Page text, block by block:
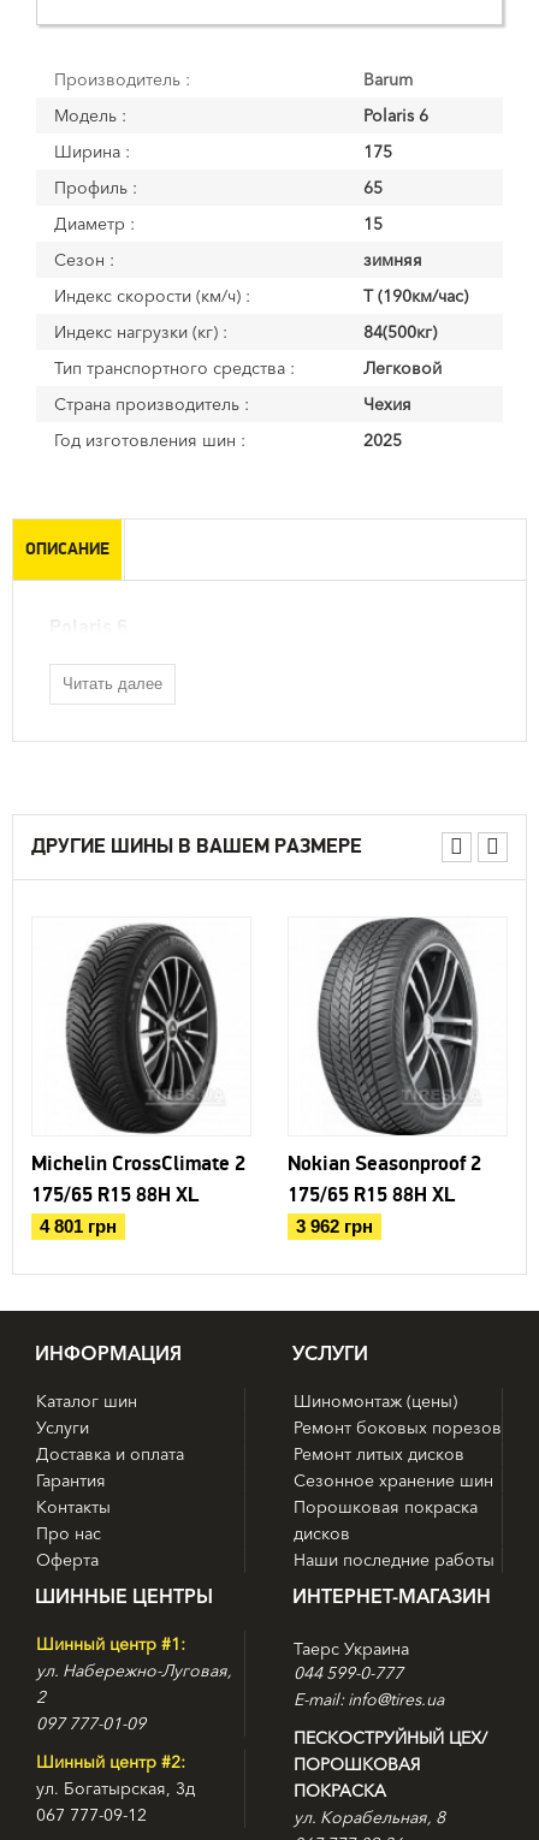
Производитель :
Barum
Модель :
Polaris 6
Ширина :
175
Профиль :
65
Диаметр :
15
Сезон :
зимняя
Индекс скорости (км/ч) :
T (190км/час)
Индекс нагрузки (кг) :
84(500кг)
Тип транспортного средства :
Легковой
Страна производитель :
Чехия
Год изготовления шин :
2025
ОПИСАНИЕ
Читать далее
ДРУГИЕ ШИНЫ В ВАШЕМ РАЗМЕРЕ
Michelin CrossClimate 2
175/65 R15 88H XL
4 801 грн
Nokian Seasonproof 2
175/65 R15 88H XL
3 962 грн
ИНФОРМАЦИЯ
Каталог шин
Услуги
Доставка и оплата
Гарантия
Контакты
Про нас
Оферта
УСЛУГИ
Шиномонтаж (цены)
Ремонт боковых порезов
Ремонт литых дисков
Сезонное хранение шин
Порошковая покраска
дисков
Наши последние работы
ШИННЫЕ ЦЕНТРЫ
Шинный центр #1:
ул. Набережно-Луговая,
2
097 777-01-09
Шинный центр #2:
ул. Богатырская, 3д
067 777-09-12
ИНТЕРНЕТ-МАГАЗИН
Таерс Украина
044 599-0-777
E-mail: info@tires.ua
ПЕСКОСТРУЙНЫЙ ЦЕХ/
ПОРОШКОВАЯ
ПОКРАСКА
ул. Корабельная, 8